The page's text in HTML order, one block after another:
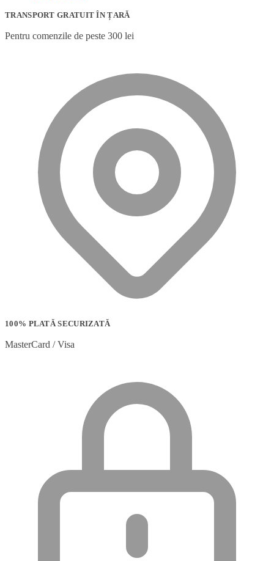
TRANSPORT GRATUIT ÎN ȚARĂ
Pentru comenzile de peste 300 lei
100% PLATĂ SECURIZATĂ
MasterCard / Visa